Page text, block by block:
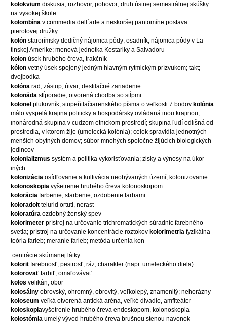
kolokvium diskusia, rozhovor, pohovor; druh ústnej semestrálnej skúšky
na vysokej škole
kolombína v commedia dell´arte a neskoršej pantomíne postava
pierotovej družky
kolón starorímsky dedičný nájomca pôdy; osadník; nájomca pôdy v La-
tinskej Amerike; menová jednotka Kostariky a Salvadoru
kolon úsek hrubého čreva, trakčník
kólon vetný úsek spojený jedným hlavným rytmickým prízvukom; takt;
dvojbodka
kolóna rad, zástup, útvar; destilačné zariadenie
kolonáda stĺporadie; otvorená chodba so stĺpmi
kolonel plukovník; stupeňtlačiarenského písma o veľkosti 7 bodov kolónia
málo vyspelá krajina politicky a hospodársky ovládaná inou krajinou;
inonárodná skupina v cudzom etnickom prostredí; skupina ľudí odlišná od
prostredia, v ktorom žije (umelecká kolónia); celok spravidla jednotných
menších obytných domov; súbor mnohých spoločne žijúcich biologických
jedincov
kolonializmus systém a politika vykorisťovania; zisky a výnosy na úkor
iných
kolonizácia osídľovanie a kultivácia neobývaných území, kolonizovanie
kolonoskopia vyšetrenie hrubého čreva kolonoskopom
kolorácia farbenie, sfarbenie, ozdobenie farbami
koloradoit telurid ortuti, nerast
koloratúra ozdobný ženský spev
kolorimeter prístroj na určovanie trichromatických súradníc farebného
svetla; prístroj na určovanie koncentrácie roztokov kolorimetria fyzikálna
teória farieb; meranie farieb; metóda určenia kon-
centrácie skúmanej látky
kolorit farebnosť, pestrosť; ráz, charakter (napr. umeleckého diela)
kolorovať farbiť, omaľovávať
kolos velikán, obor
kolosálny obrovský, ohromný, obrovitý, veľkolepý, znamenitý; nehorázny
koloseum veľká otvorená antická aréna, veľké divadlo, amfiteáter
koloskopiavyšetrenie hrubého čreva endoskopom, kolonoskopia
kolostómia umelý vývod hrubého čreva brušnou stenou navonok